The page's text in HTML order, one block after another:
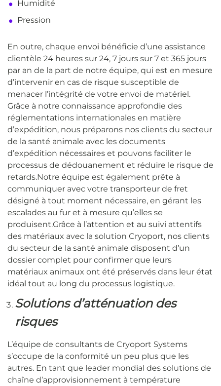
Humidité
Pression
En outre, chaque envoi bénéficie d’une assistance
clientèle 24 heures sur 24, 7 jours sur 7 et 365 jours
par an de la part de notre équipe, qui est en mesure
d’intervenir en cas de risque susceptible de
menacer l’intégrité de votre envoi de matériel.
Grâce à notre connaissance approfondie des
réglementations internationales en matière
d’expédition, nous préparons nos clients du secteur
de la santé animale avec les documents
d’expédition nécessaires et pouvons faciliter le
processus de dédouanement et réduire le risque de
retards.Notre équipe est également prête à
communiquer avec votre transporteur de fret
désigné à tout moment nécessaire, en gérant les
escalades au fur et à mesure qu’elles se
produisent.Grâce à l’attention et au suivi attentifs
des matériaux avec la solution Cryoport, nos clients
du secteur de la santé animale disposent d’un
dossier complet pour confirmer que leurs
matériaux animaux ont été préservés dans leur état
idéal tout au long du processus logistique.
Solutions d’atténuation des
risques
L’équipe de consultants de Cryoport Systems
s’occupe de la conformité un peu plus que les
autres. En tant que leader mondial des solutions de
chaîne d’approvisionnement à température